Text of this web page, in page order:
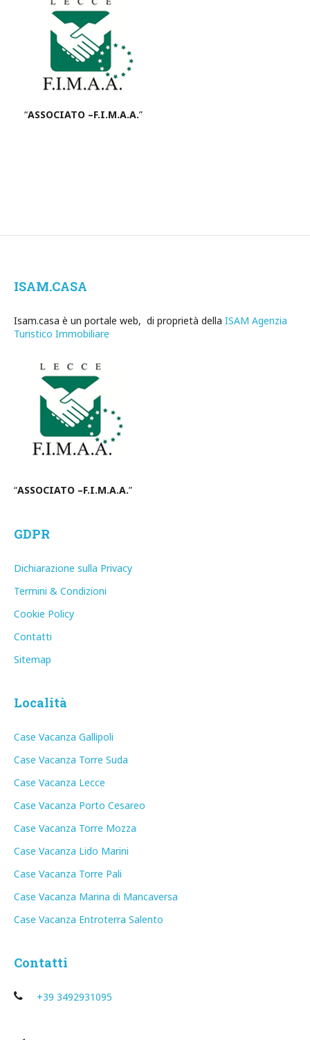
“ASSOCIATO –F.I.M.A.A.”
ISAM.CASA
Isam.casa è un portale web, di proprietà della ISAM Agenzia
Turistico Immobiliare
“ASSOCIATO –F.I.M.A.A.”
GDPR
Dichiarazione sulla Privacy
Termini & Condizioni
Cookie Policy
Contatti
Sitemap
Località
Case Vacanza Gallipoli
Case Vacanza Torre Suda
Case Vacanza Lecce
Case Vacanza Porto Cesareo
Case Vacanza Torre Mozza
Case Vacanza Lido Marini
Case Vacanza Torre Pali
Case Vacanza Marina di Mancaversa
Case Vacanza Entroterra Salento
Contatti
+39 3492931095